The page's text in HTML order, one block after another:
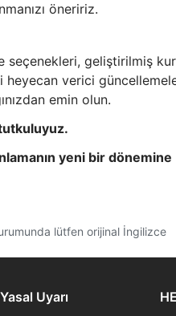
öneririz.
seçenekleri, geliştirilmiş
verici
emin olun.
yeni bir dönemine
lütfen orijinal İngilizce
Yasal Uyarı